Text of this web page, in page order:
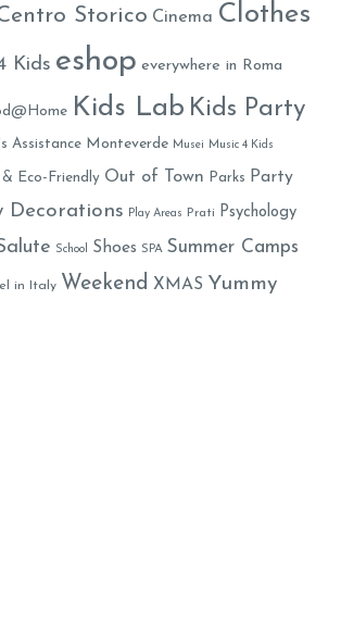
Storico Cinema Clothes
Kids eshop everywhere in Roma
Kids Lab Kids Party
Assistance Monteverde Musei Music 4 Kids
Eco-Friendly Out of Town Parks
Party
Decorations Play Areas Prati Psychology
School Shoes SPA Summer Camps
in Italy Weekend XMAS Yummy